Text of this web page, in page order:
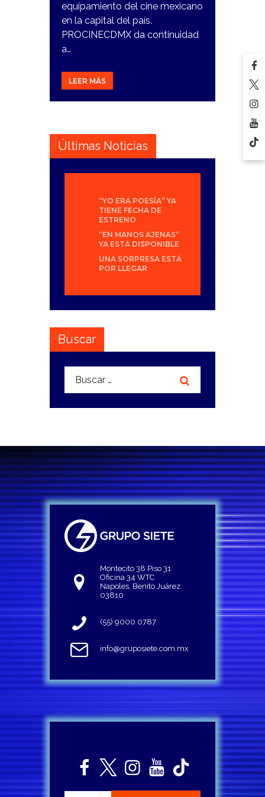
equipamiento del cine mexicano
en la capital del país.
PROCINECDMX da continuidad
a…
LEER MÁS
Últimas Noticias
“YO ERA POESÍA” YA
TIENE FECHA DE
ESTRENO
“EN MANOS AJENAS”
YA ESTÁ DISPONIBLE
UNA SORPRESA ESTÁ
POR LLEGAR
Buscar
Buscar:
Montecito 38 Piso 31
Oficina 34 WTC
Napoles, Benito Juárez
03810
(55) 9000 0787
info@gruposiete.com.mx